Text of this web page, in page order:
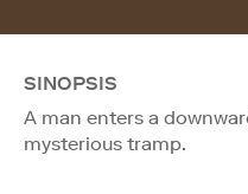
SINOPSIS
A man enters a
mysterious tramp.